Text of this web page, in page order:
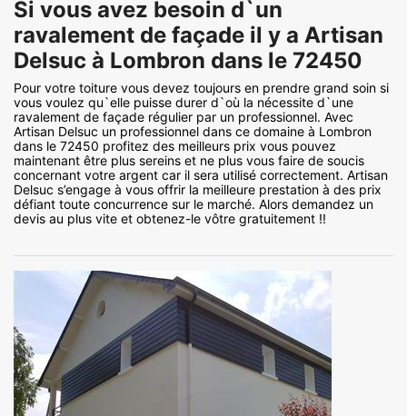
Si vous avez besoin d`un
ravalement de façade il y a Artisan
Delsuc à Lombron dans le 72450
Pour votre toiture vous devez toujours en prendre grand soin si
vous voulez qu`elle puisse durer d`où la nécessite d`une
ravalement de façade régulier par un professionnel. Avec
Artisan Delsuc un professionnel dans ce domaine à Lombron
dans le 72450 profitez des meilleurs prix vous pouvez
maintenant être plus sereins et ne plus vous faire de soucis
concernant votre argent car il sera utilisé correctement. Artisan
Delsuc s’engage à vous offrir la meilleure prestation à des prix
défiant toute concurrence sur le marché. Alors demandez un
devis au plus vite et obtenez-le vôtre gratuitement !!